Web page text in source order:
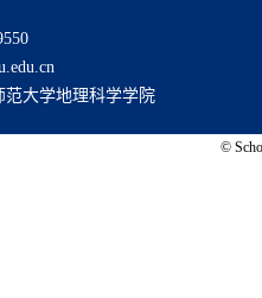
范大学地理科学学院
©